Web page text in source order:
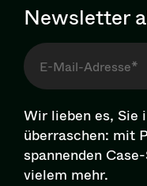
Newsletter
Wir lieben es, Sie
überraschen: mit
spannenden
vielem mehr.